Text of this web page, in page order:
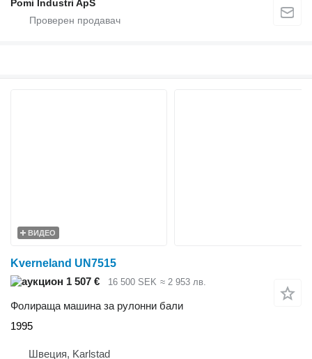
Pomi Industri ApS
ВИДЕО
Kverneland UN7515
1 507 €
16 500 SEK ≈ 2 953 лв.
Фолираща машина за рулонни бали
1995
Швеция, Karlstad